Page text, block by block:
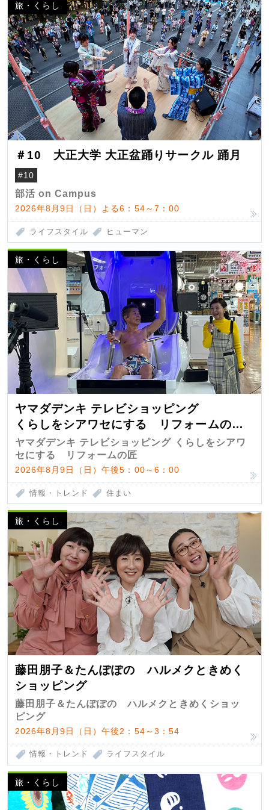
旅・くらし
＃10 大正大学 大正盆踊りサークル 踊月
#10
部活 on Campus
2026年8月9日（日）よる6：54～7：00
ライフスタイル ヒューマン
旅・くらし
ヤマダデンキ テレビショッピング
くらしをシアワセにする リフォームの
匠 第7弾
ヤマダデンキ テレビショッピング くらしをシアワ
セにする リフォームの匠
2026年8月9日（日）午後5：00～6：00
情報・トレンド 住まい
旅・くらし
藤田朋子＆たんぽぽの ハルメクときめく
ショッピング
藤田朋子＆たんぽぽの ハルメクときめくショッ
ピング
2026年8月9日（日）午後2：54～3：54
情報・トレンド ライフスタイル
旅・くらし